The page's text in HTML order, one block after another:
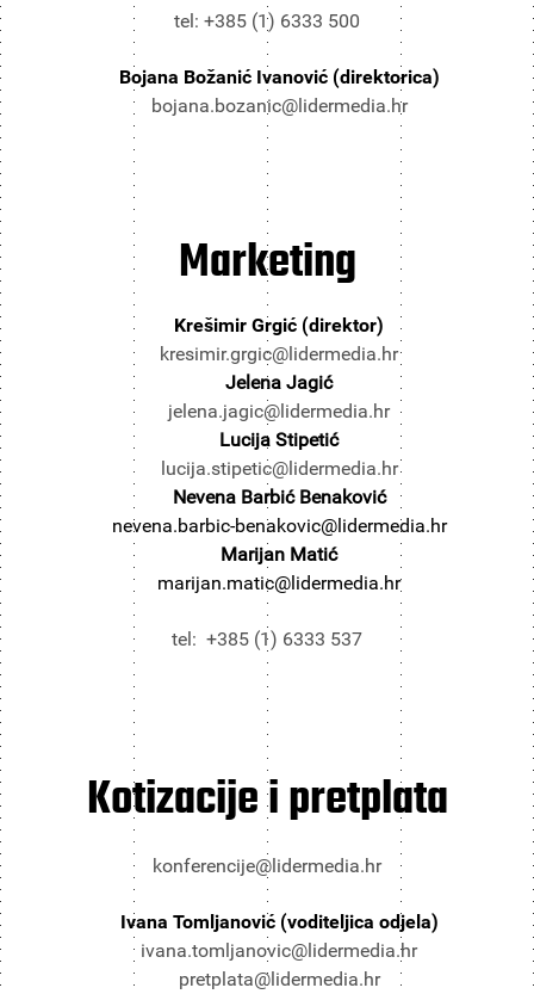
tel: +385 (1) 6333 500
Bojana Božanić Ivanović (direktorica)
bojana.bozanic@lidermedia.hr
Marketing
Krešimir Grgić (direktor)
kresimir.grgic@lidermedia.hr
Jelena Jagić
jelena.jagic@lidermedia.hr
Lucija Stipetić
lucija.stipetic@lidermedia.hr
Nevena Barbić Benaković
nevena.barbic-benakovic@lidermedia.hr
Marijan Matić
marijan.matic@lidermedia.hr
tel: +385 (1) 6333 537
Kotizacije i pretplata
konferencije@lidermedia.hr
Ivana Tomljanović (voditeljica odjela)
ivana.tomljanovic@lidermedia.hr
pretplata@lidermedia.hr